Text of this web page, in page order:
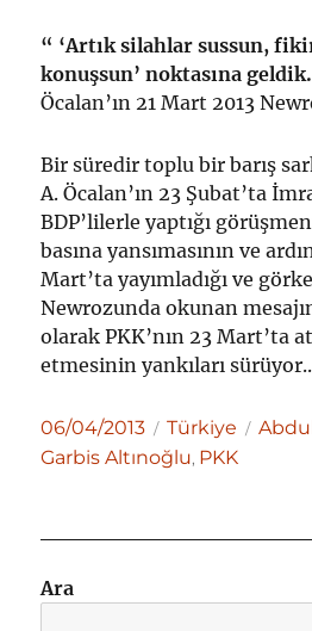
“ ‘Artık silahlar sussun,
konuşsun’ noktasına
Öcalan’ın 21 Mart 2013
Bir süredir toplu bir barış
A. Öcalan’ın 23 Şubat’ta
BDP’lilerle yaptığı
basına yansımasının ve
Mart’ta yayımladığı ve
Newrozunda okunan
olarak PKK’nın 23 Mart’ta
etmesinin yankıları
Yayın
tarihi
06/04/2013 Kategoriler
Türkiye
Garbis Altınoğlu, PKK
Ara